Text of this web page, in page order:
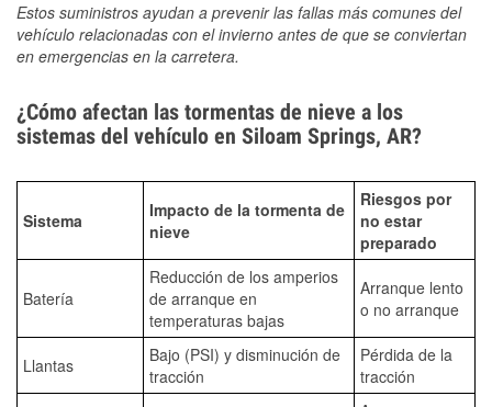
Estos suministros ayudan a prevenir las fallas más comunes del
vehículo relacionadas con el invierno antes de que se conviertan
en emergencias en la carretera.
¿Cómo afectan las tormentas de nieve a los
sistemas del vehículo en Siloam Springs, AR?
Sistema
Impacto de la tormenta de
nieve
Riesgos por
no estar
preparado
Batería
Reducción de los amperios
de arranque en
temperaturas bajas
Arranque lento
o no arranque
Llantas
Bajo (PSI) y disminución de
tracción
Pérdida de la
tracción